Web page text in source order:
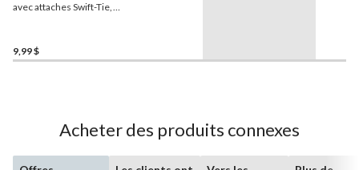
avec attaches Swift-Tie,
9,99 $
Acheter des produits connexes